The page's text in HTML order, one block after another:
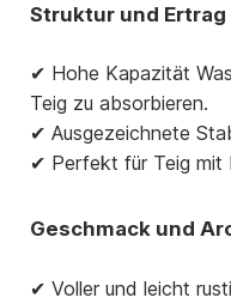
Struktur und
✔ Hohe Kapazität
Teig zu absorbieren.
✔ Ausgezeichnete
✔ Perfekt für Teig mit
Geschmack und
✔ Voller und leicht